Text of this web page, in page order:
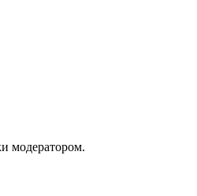
модератором.